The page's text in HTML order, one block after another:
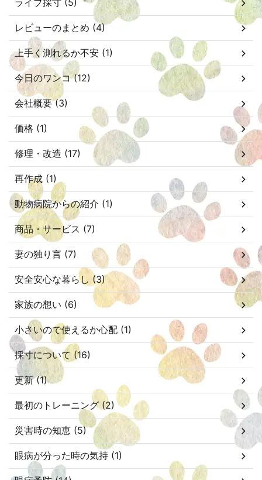
ライブ採寸 (5)
レビューのまとめ (4)
上手く測れるか不安 (1)
今日のワンコ (12)
会社概要 (3)
価格 (1)
修理・改造 (17)
再作成 (1)
動物病院からの紹介 (1)
商品・サービス (7)
妻の独り言 (7)
安全安心な暮らし (3)
家族の想い (6)
小さいので使えるか心配 (1)
採寸について (16)
更新 (1)
最初のトレーニング (2)
災害時の知恵 (5)
眼病が分った時の気持 (1)